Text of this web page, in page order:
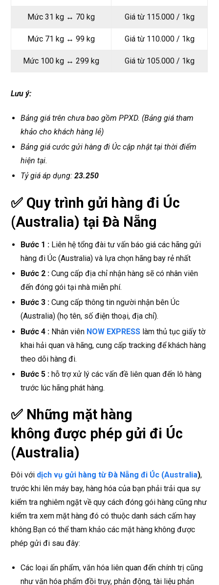
Mức 31 kg ️↔️ 70 kg Giá từ 115.000 / 1kg
Mức 71 kg ️↔️ 99 kg Giá từ 110.000 / 1kg
Mức 100 kg ️↔️ 299 kg Giá từ 105.000 / 1kg
Lưu ý:
Bảng giá trên chưa bao gồm PPXD. (Bảng giá tham
khảo cho khách hàng lẻ)
Bảng giá cước gửi hàng đi Úc cập nhật tại thời điểm
hiện tại.
Tỷ giá áp dụng:23.250
✅ Quy trình gửi hàng đi Úc
(Australia) tại Đà Nẵng
Bước 1 : Liên hệ tổng đài tư vấn báo giá các hãng gửi
hàng đi Úc (Australia) và lựa chọn hãng bay rẻ nhất
Bước 2 : Cung cấp địa chỉ nhận hàng sẽ có nhân viên
đến đóng gói tại nhà miễn phí.
Bước 3 : Cung cấp thông tin người nhận bên Úc
(Australia) (họ tên, số điện thoại, địa chỉ).
Bước 4 : Nhân viên NOW EXPRESS làm thủ tục giấy tờ
khai hải quan và hãng, cung cấp tracking để khách hàng
theo dõi hàng đi.
Bước 5 : hỗ trợ xử lý các vấn đề liên quan đến lô hàng
trước lúc hãng phát hàng.
✅ Những mặt hàng
không được phép gửi đi Úc
(Australia)
Đôi với dịch vụ gửi hàng từ Đà Nẵng đi Úc (Australia),
trước khi lên máy bay, hàng hóa của bạn phải trải qua sự
kiểm tra nghiêm ngặt về quy cách đóng gói hàng cũng như
kiểm tra xem mặt hàng đó có thuộc danh sách cấm hay
không.Bạn có thể tham khảo các mặt hàng không được
phép gửi đi sau đây:
Các loại ấn phẩm, văn hóa liên quan đến chính trị cũng
như văn hóa phẩm đồi trụy, phản động, tài liệu phản